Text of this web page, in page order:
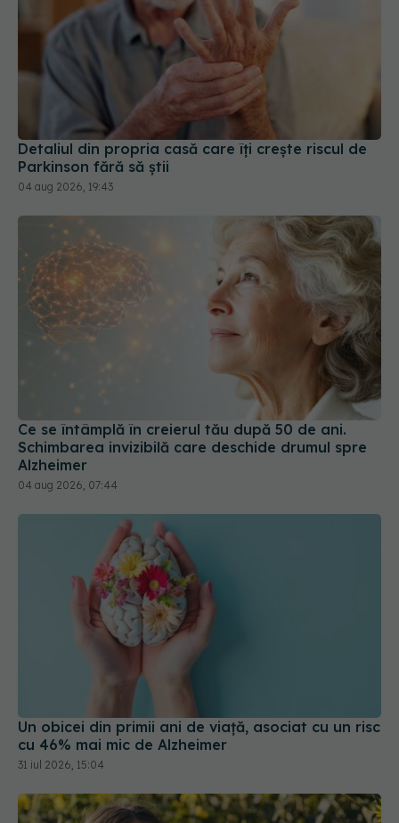
Detaliul din propria casă care îți crește riscul de
Parkinson fără să știi
04 aug 2026, 19:43
Ce se întâmplă în creierul tău după 50 de ani.
Schimbarea invizibilă care deschide drumul spre
04 aug 2026, 07:44
Un obicei din primii ani de viață, asociat cu un risc
cu 46% mai mic de Alzheimer